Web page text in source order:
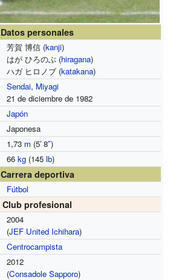
Datos personales
芳賀 博信 (kanji)
はが ひろのぶ (hiragana)
ハガ ヒロノブ (katakana)
Sendai, Miyagi
21 de diciembre de 1982
Japón
Japonesa
1,73 m (5′8″)
66 kg(145 lb)
Carrera deportiva
Fútbol
Club profesional
2004
(JEF United Ichihara)
Centrocampista
2012
(Consadole Sapporo)